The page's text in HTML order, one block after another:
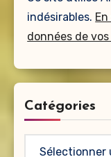
indésirables.
données de
Catégories